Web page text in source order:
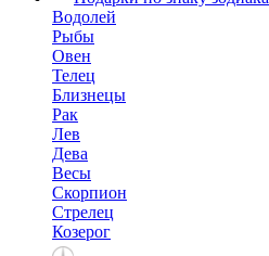
Водолей
Рыбы
Овен
Телец
Близнецы
Рак
Лев
Дева
Весы
Скорпион
Стрелец
Козерог